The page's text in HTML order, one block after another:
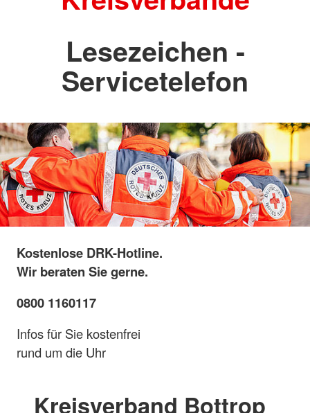
Lesezeichen -
Servicetelefon
Kostenlose DRK-Hotline.
Wir beraten Sie gerne.
0800 1160117
Infos für Sie kostenfrei
rund um die Uhr
Kreisverband Bottrop